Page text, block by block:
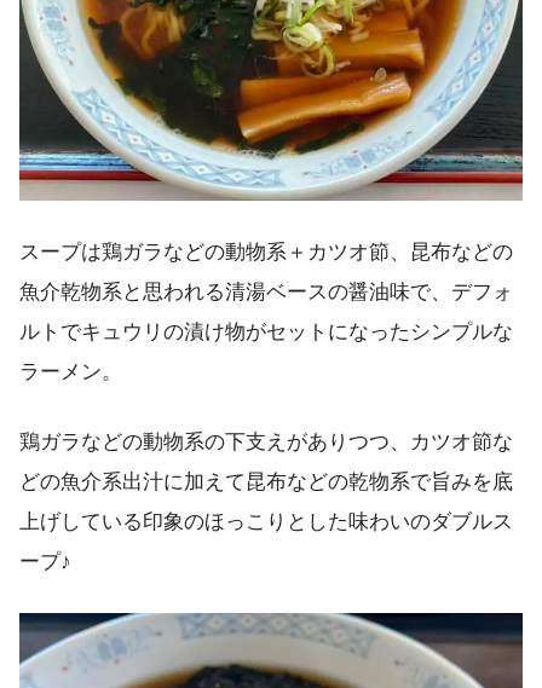
スープは鶏ガラなどの動物系＋カツオ節、昆布などの
魚介乾物系と思われる清湯ベースの醤油味で、デフォ
ルトでキュウリの漬け物がセットになったシンプルな
ラーメン。
鶏ガラなどの動物系の下支えがありつつ、カツオ節な
どの魚介系出汁に加えて昆布などの乾物系で旨みを底
上げしている印象のほっこりとした味わいのダブルス
ープ♪